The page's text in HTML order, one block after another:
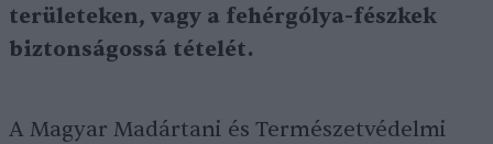
területeken, vagy a fehérgólya-fészkek
biztonságossá tételét.
A Magyar Madártani és Természetvédelmi